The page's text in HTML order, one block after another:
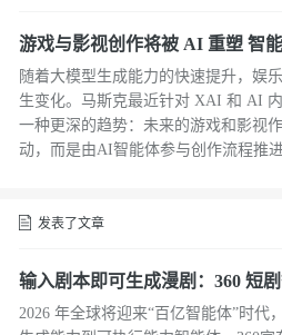
游戏与影视创作将被 AI 重塑 智
随着大模型生成能力的快速提升，娱
生变化。马斯克最近针对 XAI 和 AI
一种更深的趋势：未来的游戏和影视
动，而是由AI智能体参与创作流程推进
发表了文章
输入剧本即可生成漫剧：360 短
2026 年全球将迎来“百亿智能体”时代